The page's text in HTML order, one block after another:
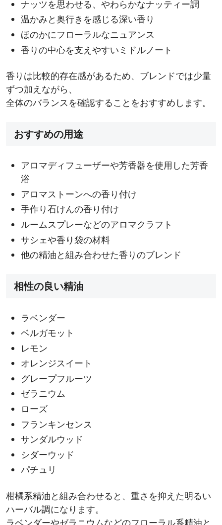
ナッツを思わせる、やわらかなナッティー調
温かみと奥行きを感じる深い香り
ほのかにフローラルなニュアンス
香りの中心を支えやすいミドルノート
香りは比較的存在感があるため、ブレンドでは少量
ずつ加えながら、
全体のバランスを確認することをおすすめします。
おすすめの用途
アロマディフューザーや芳香器を使用した芳香
浴
アロマストーンへの香り付け
手作り石けんの香り付け
ルームスプレーなどのアロマクラフト
サシェや香り袋の材料
他の精油と組み合わせた香りのブレンド
相性の良い精油
ラベンダー
ベルガモット
レモン
オレンジスイート
グレープフルーツ
ゼラニウム
ローズ
フランキンセンス
サンダルウッド
シダーウッド
パチュリ
柑橘系精油と組み合わせると、重さを抑えた明るい
ハーバル調になります。
ラベンダーやゼラニウムなどのフローラル系精油と